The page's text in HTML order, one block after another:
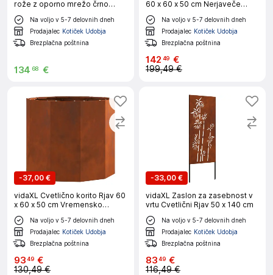
rože z oporno mrežo črno
120x120x121,5 cm PP
Na voljo v 5-7 delovnih dneh
Prodajalec Kotiček Udobja
Brezplačna poštnina
134 68 €
60 x 60 x 50 cm Nerjaveče
jeklo
Na voljo v 5-7 delovnih dneh
Prodajalec Kotiček Udobja
Brezplačna poštnina
142 49 €
199,49 €
-37,00 €
vidaXL Cvetlično korito Rjav 60
x 60 x 50 cm Vremensko
odporno jeklo
Na voljo v 5-7 delovnih dneh
Prodajalec Kotiček Udobja
Brezplačna poštnina
9349 €
130,49 €
-33,00 €
vidaXL Zaslon za zasebnost v
vrtu Cvetlični Rjav 50 x 140 cm
Na voljo v 5-7 delovnih dneh
Prodajalec Kotiček Udobja
Brezplačna poštnina
8349 €
116,49 €